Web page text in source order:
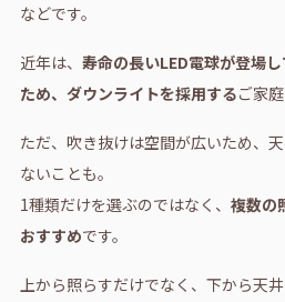
などです。
近年は、 寿命の長いLED電球が登場
ため、ダウンライトを採用するご家
ただ、吹き抜けは空間が広いため、
ないことも。
1種類だけを選ぶのではなく、 複数の
おすすめです。
上から照らすだけでなく、下から天